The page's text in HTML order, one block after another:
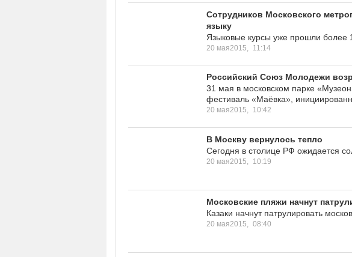
Сотрудников Московского
языку
Языковые курсы уже прошли более
20 мая2015, 11:14
Российский Союз Молодежи
31 мая в московском парке
фестиваль «Маёвка»,
20 мая2015, 10:42
В Москву вернулось тепло
Сегодня в столице РФ ожидается
20 мая2015, 10:19
Московские пляжи начнут
Казаки начнут патрулировать
20 мая2015, 08:40